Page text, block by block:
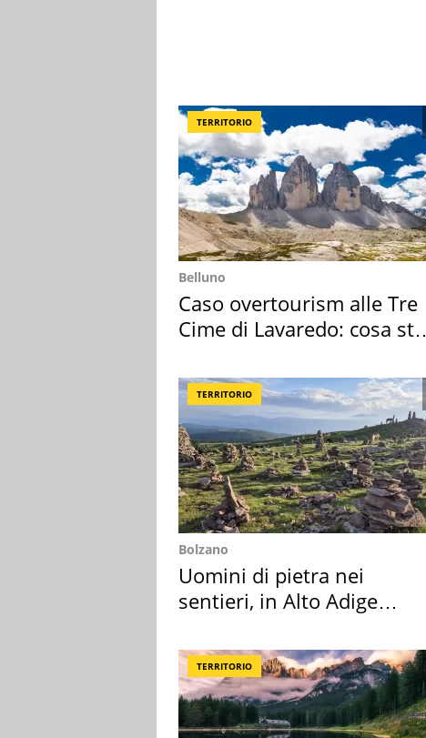
TERRITORIO
Belluno
Caso overtourism alle Tre
Cime di Lavaredo: cosa sta
TERRITORIO
Bolzano
Uomini di pietra nei
sentieri, in Alto Adige
TERRITORIO